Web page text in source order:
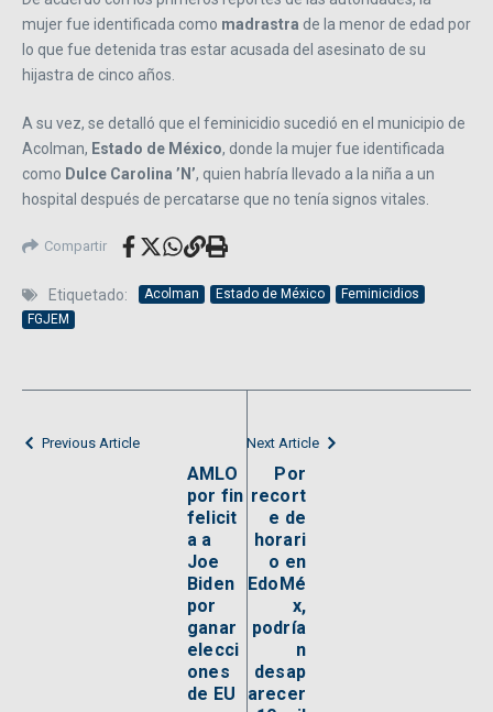
mujer fue identificada como madrastra de la menor de edad por
lo que fue detenida tras estar acusada del asesinato de su
hijastra de cinco años.
A su vez, se detalló que el feminicidio sucedió en el municipio de
Acolman, Estado de México, donde la mujer fue identificada
como Dulce Carolina ’N’, quien habría llevado a la niña a un
hospital después de percatarse que no tenía signos vitales.
Compartir
Etiquetado: Acolman Estado de México
Feminicidios
FGJEM
Previous Article
AMLO
por fin
felicit
a a
Joe
Biden
por
ganar
elecci
ones
de EU
Next Article
Por
recort
e de
horari
o en
EdoMé
x,
podría
n
desap
arecer